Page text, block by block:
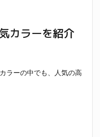
カラーを紹介
ラーの中でも、人気の高